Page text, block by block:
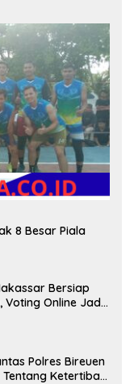
8 Besar Piala
Bersiap
Voting Online Jadi
Polres Bireuen
Ketertiban